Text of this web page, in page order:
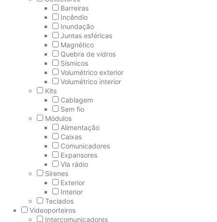
Barreiras
Incêndio
Inundação
Juntas esféricas
Magnético
Quebra de vidros
Sísmicos
Volumétrico exterior
Volumétrico interior
Kits
Cablagem
Sem fio
Módulos
Alimentação
Caixas
Comunicadores
Expansores
Vía rádio
Sirenes
Exterior
Interior
Teclados
Videoporteiros
Intercomunicadores